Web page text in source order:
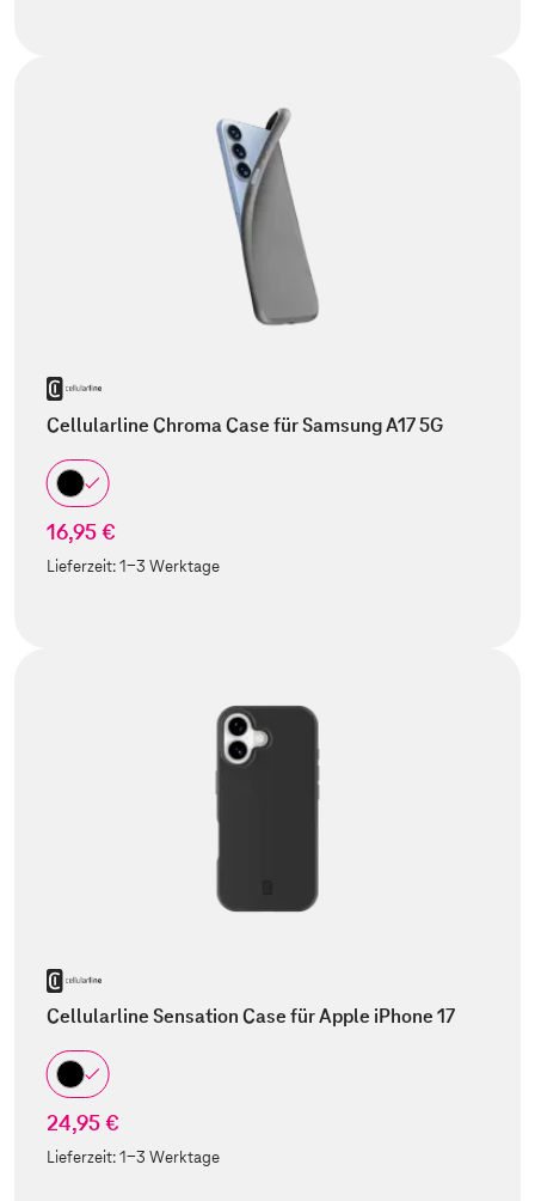
Cellularline Chroma Case für Samsung A17 5G
16,95 €
Lieferzeit:1-3 Werktage
Cellularline Sensation Case für Apple iPhone 17
24,95 €
Lieferzeit:1-3 Werktage